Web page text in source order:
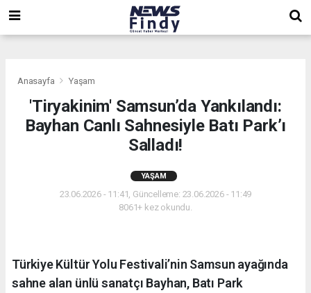
Anasayfa Yaşam
'Tiryakinim' Samsun’da Yankılandı:
Bayhan Canlı Sahnesiyle Batı Park’ı
Salladı!
YAŞAM
23.06.2026 - 11:41, Güncelleme: 23.06.2026 - 11:49
8061+ kez okundu.
Türkiye Kültür Yolu Festivali’nin Samsun ayağında
sahne alan ünlü sanatçı Bayhan, Batı Park